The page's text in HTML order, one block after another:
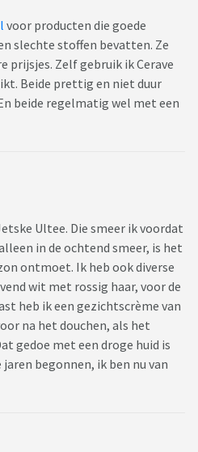
voor producten die goede
slechte stoffen bevatten. Ze
prijsjes. Zelf gebruik ik Cerave
Beide prettig en niet duur
beide regelmatig wel met een
Ultee. Die smeer ik voordat
in de ochtend smeer, is het
ontmoet. Ik heb ook diverse
wit met rossig haar, voor de
heb ik een gezichtscrème van
na het douchen, als het
gedoe met een droge huid is
begonnen, ik ben nu van